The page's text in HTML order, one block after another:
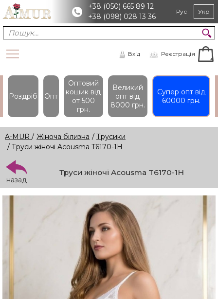
+38 (050) 665 89 12
+38 (098) 028 13 36
Рус Укр
Вхід Реєстрація
Роздріб Опт
Оптовий
кошик вiд
от 500
грн.
Великий
опт вiд
8000 грн.
Супер опт вiд
60000 грн.
A-MUR / Жіноча білизна / Трусики
/ Труси жіночі Acousma T6170-1H
назад
Труси жіночі Acousma T6170-1H